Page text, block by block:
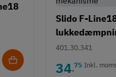
Slido F-
mekanisme
401.30.341
34,75 Inkl.